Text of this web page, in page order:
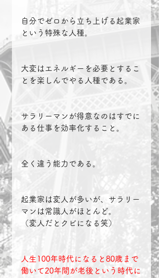
自分でゼロから立ち上げる起業家
という特殊な人種。
大変はエネルギーを必要とするこ
とを楽しんでやる人種である。
サラリーマンが得意なのはすでに
ある仕事を効率化すること。
全く違う能力である。
起業家は変人が多いが、サラリー
マンは常識人がほとんど。
（変人だとクビになる笑）
人生100年時代になると80歳まで
働いて20年間が老後という時代に